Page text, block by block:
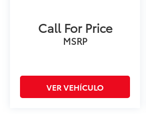
Call For Price
MSRP
VER VEHÍCULO